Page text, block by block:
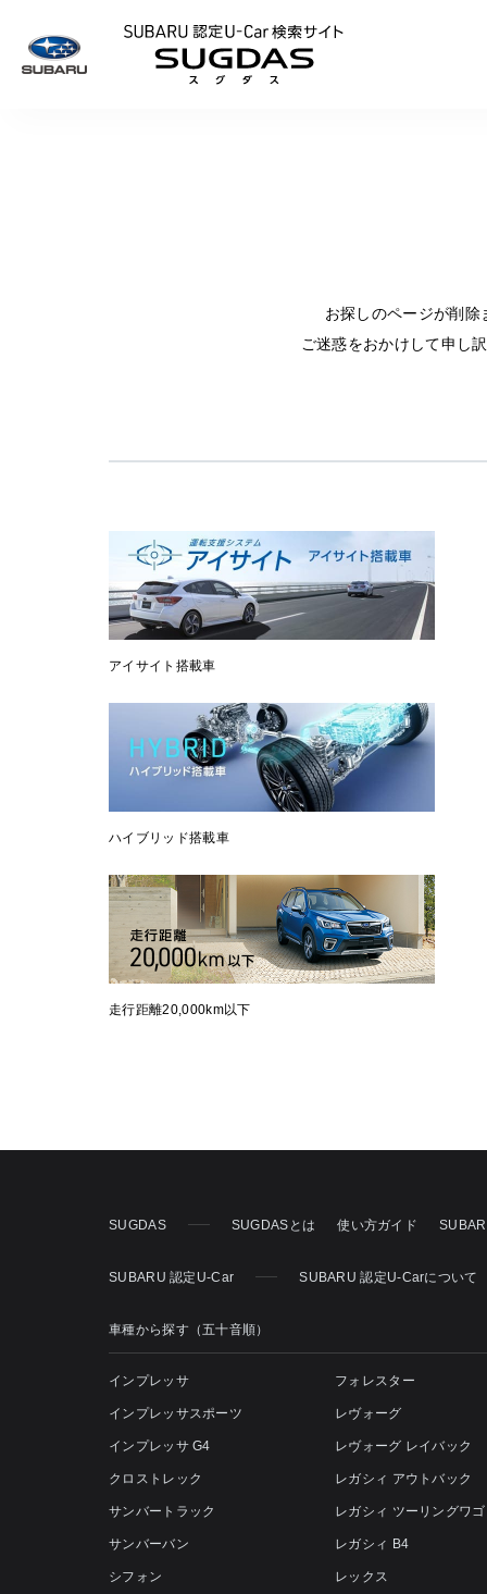
お探しのページが削
ご迷惑をおかけして申し
アイサイト搭載車
ハイブリッド搭載車
走行距離20,000km以下
SUGDAS SUGDASとは 使い方ガイド
SUBARU 認定U-Car SUBARU 認定U-Carについて
車種から探す（五十音順）
インプレッサ
インプレッサスポーツ
インプレッサ G4
クロストレック
サンバートラック
サンバーバン
シフォン
フォレスター
レヴォーグ
レヴォーグ レイバック
レガシィ アウトバック
レガシィ ツーリングワ
レガシィ B4
レックス